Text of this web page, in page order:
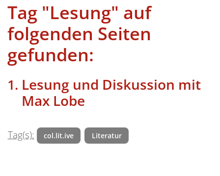
Tag "Lesung" auf
folgenden Seiten
gefunden:
Lesung und Diskussion mit
Max Lobe
Tag(s): col.lit.ive Literatur